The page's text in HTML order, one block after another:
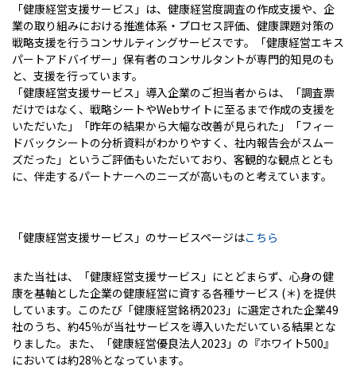
「健康経営支援サービス」は、健康経営度調査の作成支援や、企
業の取り組みにおける推進体系・プロセス評価、健康課題対策の
戦略支援を行うコンサルティングサービスです。「健康経営エキス
パートアドバイザー」保有者のコンサルタントが専門的知見のも
と、支援を行っています。
「健康経営支援サービス」導入企業のご担当者からは、「調査票
だけではなく、戦略シートやWebサイトに至るまで作成の支援を
いただいた」「昨年の結果から大幅な改善が見られた」「フィー
ドバックシートの分析資料がわかりやすく、社内報告会がスムー
ズだった」というご評価もいただいており、客観的な観点ととも
に、伴走するパートナーへのニーズが高いものと考えています。
「健康経営支援サービス」のサービスページはこちら
また当社は、「健康経営支援サービス」にとどまらず、心身の健
康を基軸とした企業の健康経営に資する各種サービス (＊) を提供
しています。このたび「健康経営銘柄2023」に選定された企業49
社のうち、約45％が当社サービスを導入いただいている結果とな
りました。また、「健康経営優良法人2023」の『ホワイト500』
においては約28％となっています。